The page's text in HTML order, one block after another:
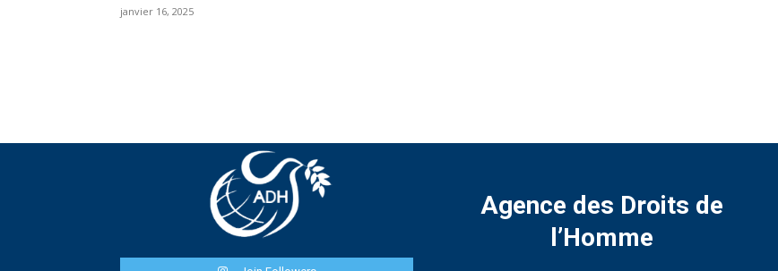
janvier 16, 2025
Agence des Droits de
l’Homme